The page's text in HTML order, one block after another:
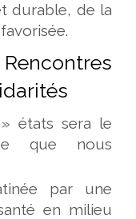
durable, de la
états sera le
que nous
par une
en milieu